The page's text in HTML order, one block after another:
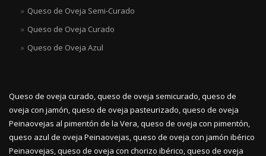
Queso de Oveja Semi-Curado
Queso de Oveja Curado
Queso de Oveja Azul
Queso de oveja curado, queso de oveja semicurado, queso de
oveja con jamón, queso de oveja pasteurizado, queso de oveja
Peinaovejas al pimentón de la Vera, queso de oveja con pimentón,
queso azul de oveja Peinaovejas, queso de oveja con jamón ibérico
Peinaovejas, queso de oveja con chorizo ibérico, queso de oveja